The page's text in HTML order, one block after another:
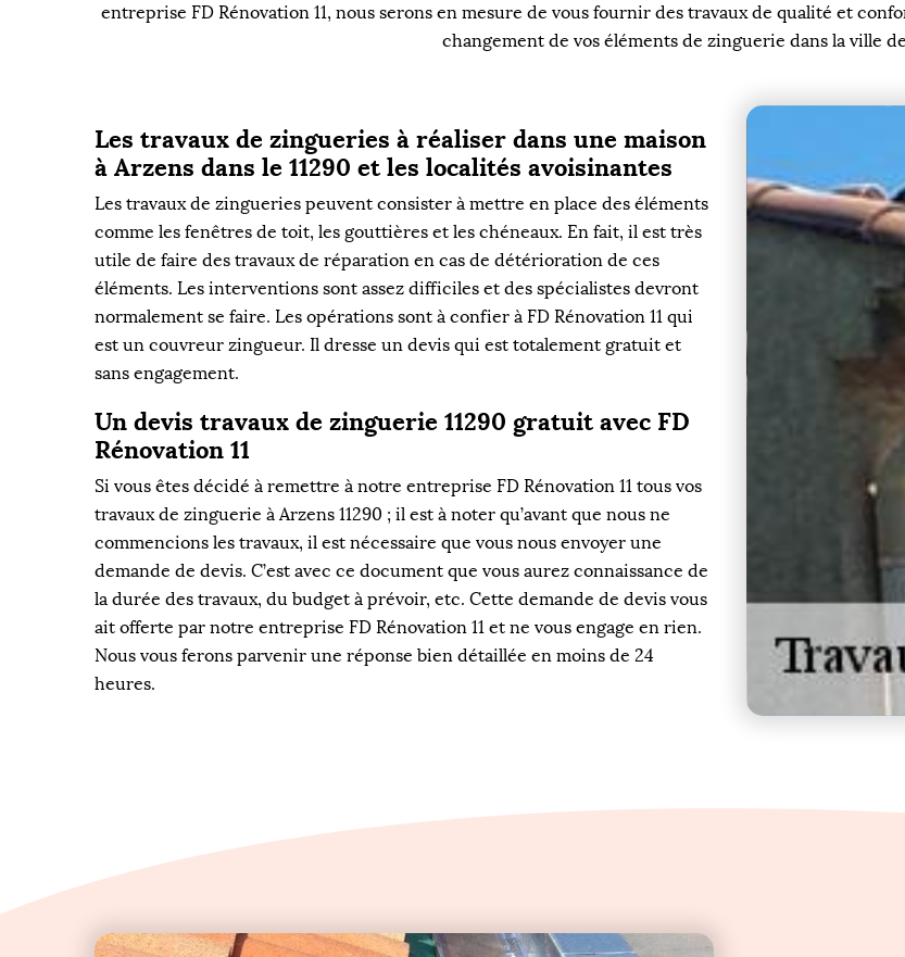
entreprise FD Rénovation 11, nous serons en mesure de vous fournir des travaux de qualité et
changement de vos éléments de zinguerie dans la ville de
Les travaux de zingueries à réaliser dans une maison
à Arzens dans le 11290 et les localités avoisinantes
Les travaux de zingueries peuvent consister à mettre en place des éléments
comme les fenêtres de toit, les gouttières et les chéneaux. En fait, il est très
utile de faire des travaux de réparation en cas de détérioration de ces
éléments. Les interventions sont assez difficiles et des spécialistes devront
normalement se faire. Les opérations sont à confier à FD Rénovation 11 qui
est un couvreur zingueur. Il dresse un devis qui est totalement gratuit et
sans engagement.
Un devis travaux de zinguerie 11290 gratuit avec FD
Rénovation 11
Si vous êtes décidé à remettre à notre entreprise FD Rénovation 11 tous vos
travaux de zinguerie à Arzens 11290 ; il est à noter qu’avant que nous ne
commencions les travaux, il est nécessaire que vous nous envoyer une
demande de devis. C’est avec ce document que vous aurez connaissance de
la durée des travaux, du budget à prévoir, etc. Cette demande de devis vous
ait offerte par notre entreprise FD Rénovation 11 et ne vous engage en rien.
Nous vous ferons parvenir une réponse bien détaillée en moins de 24
heures.